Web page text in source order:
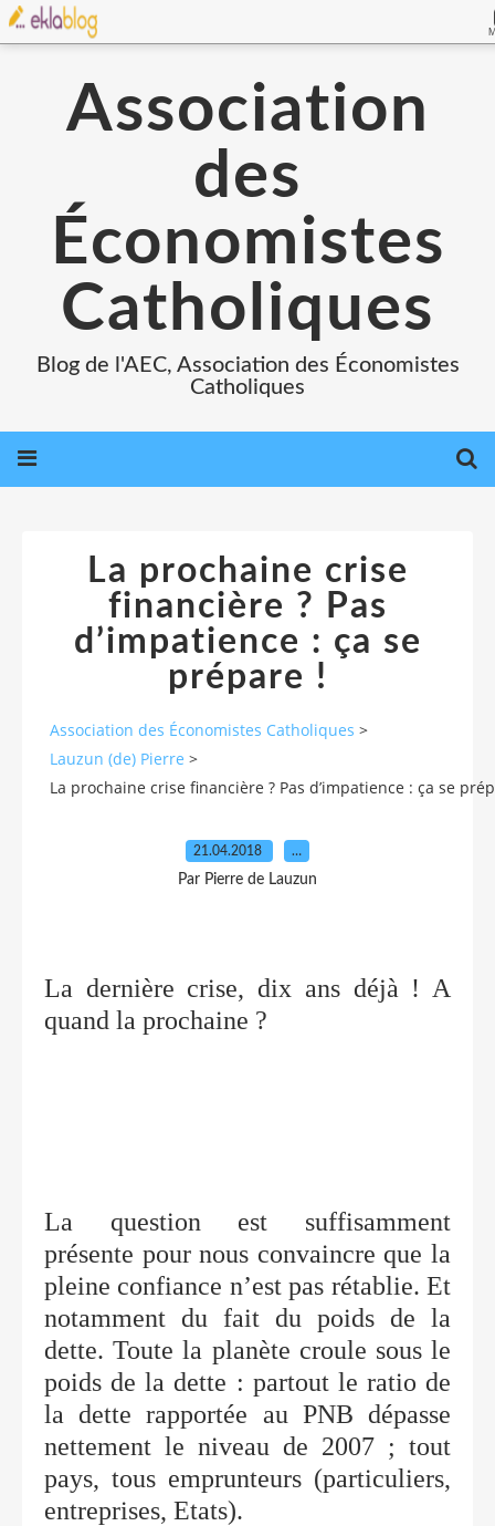
Association
des
Économistes
Catholiques
Blog de l'AEC, Association des Économistes
Catholiques
La prochaine crise
financière ? Pas
d’impatience : ça se
prépare !
Association des Économistes Catholiques >
Lauzun (de) Pierre >
La prochaine crise financière ? Pas d’impatience : ça se
21.04.2018 …
Par Pierre de Lauzun
La dernière crise, dix ans déjà ! A
quand la prochaine ?
La question est suffisamment
présente pour nous convaincre que la
pleine confiance n’est pas rétablie. Et
notamment du fait du poids de la
dette. Toute la planète croule sous le
poids de la dette : partout le ratio de
la dette rapportée au PNB dépasse
nettement le niveau de 2007 ; tout
pays, tous emprunteurs (particuliers,
entreprises, Etats).